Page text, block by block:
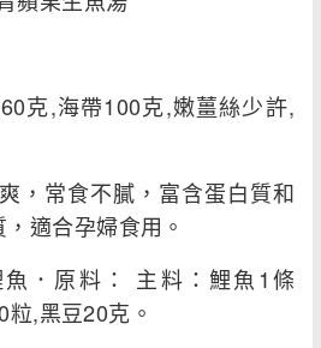
克,海帶100克,嫩薑絲少許,
，常食不膩，富含蛋白質和
適合孕婦食用。
．原料： 主料：鯉魚1條
粒,黑豆20克。